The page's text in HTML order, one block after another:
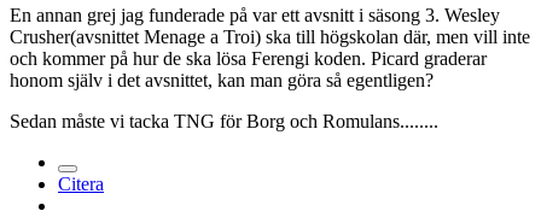
En annan grej jag funderade på var ett avsnitt i säsong 3. Wesley
Crusher(avsnittet Menage a Troi) ska till högskolan där, men vill inte
och kommer på hur de ska lösa Ferengi koden. Picard graderar
honom själv i det avsnittet, kan man göra så egentligen?
Sedan måste vi tacka TNG för Borg och Romulans........
Citera